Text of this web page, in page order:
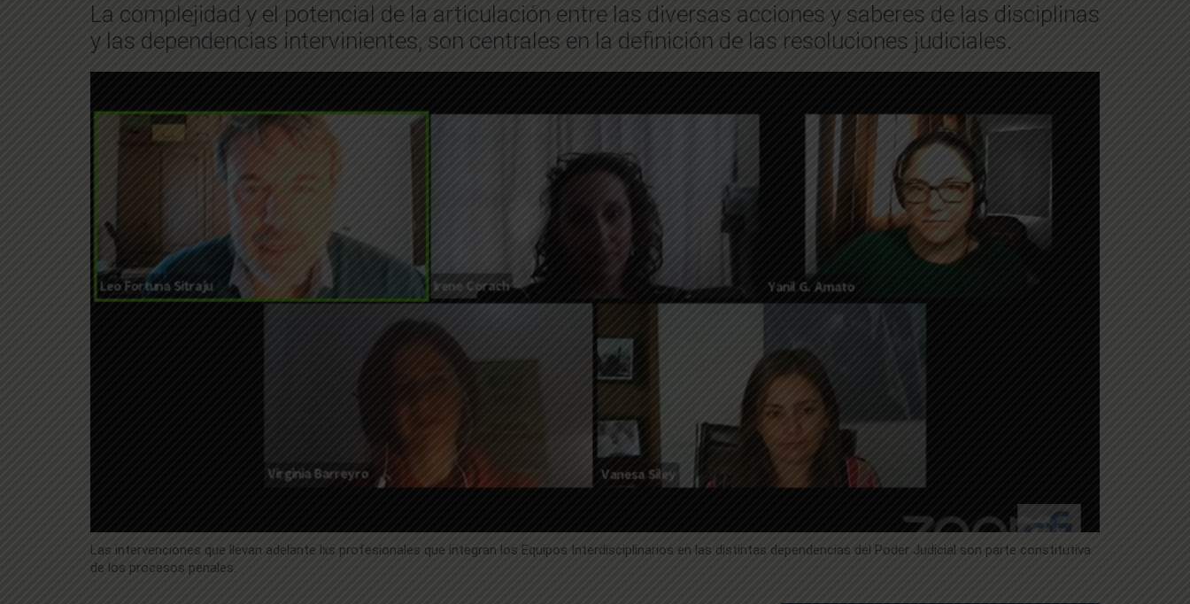
La complejidad y el potencial de la articulación entre las diversas acciones y saberes de las disciplinas
y las dependencias intervinientes, son centrales en la definición de las resoluciones judiciales.
Las intervenciones que llevan adelante lxs profesionales que integran los Equipos Interdisciplinarios en las distintas dependencias del Poder Judicial son parte constitutiva
de los procesos penales.